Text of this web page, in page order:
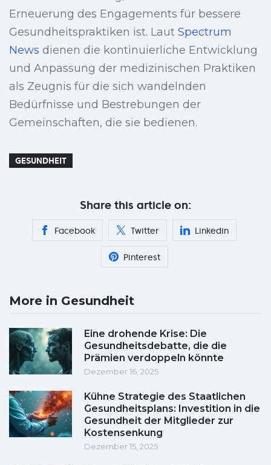
Erneuerung des Engagements für bessere
Gesundheitspraktiken ist. Laut Spectrum
News dienen die kontinuierliche Entwicklung
und Anpassung der medizinischen Praktiken
als Zeugnis für die sich wandelnden
Bedürfnisse und Bestrebungen der
Gemeinschaften, die sie bedienen.
GESUNDHEIT
Share this article on:
Facebook Twitter Linkedin
Pinterest
More in Gesundheit
Eine drohende Krise: Die
Gesundheitsdebatte, die die
Prämien verdoppeln könnte
Dezember 16, 2025
Kühne Strategie des Staatlichen
Gesundheitsplans: Investition in die
Gesundheit der Mitglieder zur
Kostensenkung
Dezember 15, 2025